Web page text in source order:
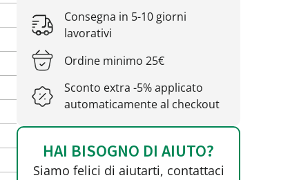
Consegna in 5-10 giorni
lavorativi
Ordine minimo 25€
Sconto extra -5% applicato
automaticamente al checkout
HAI BISOGNO DI AIUTO?
Siamo felici di aiutarti, contattaci